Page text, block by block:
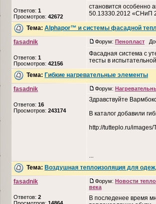
Ответов: 1
Просмотров: 42672
становится особенно
50.13330.2012 «СНиП
Тема: Alphapor™ и системы фасадной
fasadnik
Ответов: 1
Просмотров: 42156
Форум: Пенопласт
Фасадная система с
тесты в
Тема: Гибкие нагревательные элементы
fasadnik
Ответов: 16
Просмотров: 243174
Форум:
Здравствуйте
В каталог добавили
http://tutteplo.ru/
...
Тема: Воздушная теплоизоляция для
fasadnik
Ответов: 2
Форум: Новости
века
В последенее время